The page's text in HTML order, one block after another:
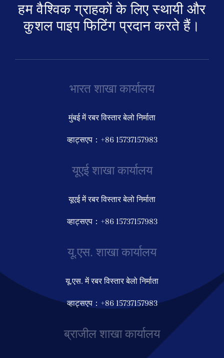
हम वैश्विक ग्राहकों के लिए स्थायी और
कुशल पाइप फिटिंग प्रदान करते हैं।
भारत शाखा कार्यालय
मुंबई में रबर विस्तार बेलो निर्माता
व्हाट्सएप：+86 15737157983
यूएई शाखा कार्यालय
यूएई में रबर विस्तार बेलो निर्माता
व्हाट्सएप：+86 15737157983
यू.एस. शाखा कार्यालय
यू.एस. में रबर विस्तार बेलो निर्माता
व्हाट्सएप：+86 15737157983
ब्राजील शाखा कार्यालय